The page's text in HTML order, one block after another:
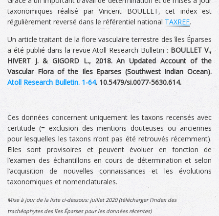
taxonomiques réalisé par Vincent BOULLET, cet index est
régulièrement reversé dans le référentiel national TAXREF.
Un article traitant de la flore vasculaire terrestre des îles Éparses
a été publié dans la revue Atoll Research Bulletin : BOULLET V.,
HIVERT J. & GIGORD L., 2018. An Updated Account of the
Vascular Flora of the Iles Eparses (Southwest Indian Ocean).
Atoll Research Bulletin. 1-64. 10.5479/si.0077-5630.614.
Ces données concernent uniquement les taxons recensés avec
certitude (= exclusion des mentions douteuses ou anciennes
pour lesquelles les taxons n’ont pas été retrouvés récemment).
Elles sont provisoires et peuvent évoluer en fonction de
l’examen des échantillons en cours de détermination et selon
l’acquisition de nouvelles connaissances et les évolutions
taxonomiques et nomenclaturales.
Mise à jour de la liste ci-dessous: juillet 2020 (télécharger l'index des
trachéophytes des îles Éparses pour les données récentes)